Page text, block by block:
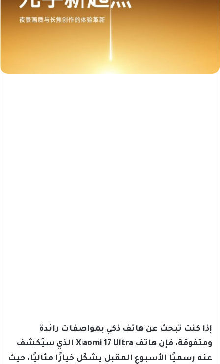
إذا كنت تبحث عن هاتف ذكي بمواصفات رائدة
ومتفوقة، فإن هاتف Xiaomi 17 Ultra الذي سيُكشف
عنه رسميًا الأسبوع المقبل يشكّل خيارًا مثاليًا، حيث